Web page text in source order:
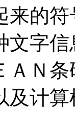
来的
文字
ＡＮ
及计